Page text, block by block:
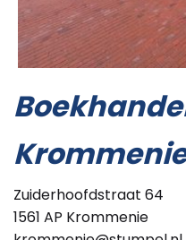
Zuiderhoofdstraat 64
1561 AP Krommenie